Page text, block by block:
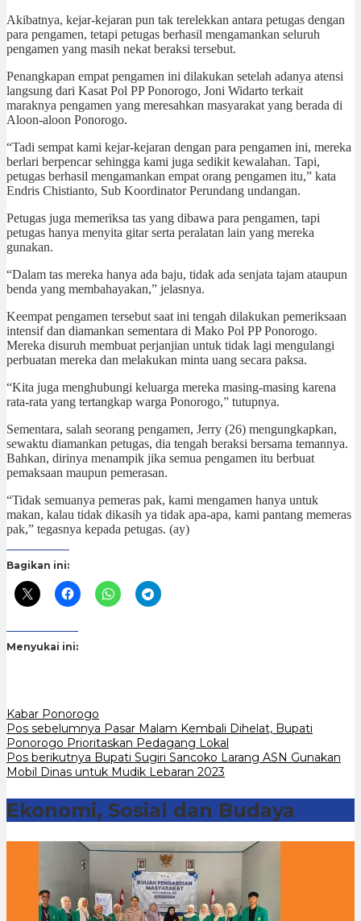
Akibatnya, kejar-kejaran pun tak terelekkan antara petugas dengan
para pengamen, tetapi petugas berhasil mengamankan seluruh
pengamen yang masih nekat beraksi tersebut.
Penangkapan empat pengamen ini dilakukan setelah adanya atensi
langsung dari Kasat Pol PP Ponorogo, Joni Widarto terkait
maraknya pengamen yang meresahkan masyarakat yang berada di
Aloon-aloon Ponorogo.
“Tadi sempat kami kejar-kejaran dengan para pengamen ini, mereka
berlari berpencar sehingga kami juga sedikit kewalahan. Tapi,
petugas berhasil mengamankan empat orang pengamen itu,” kata
Endris Chistianto, Sub Koordinator Perundang undangan.
Petugas juga memeriksa tas yang dibawa para pengamen, tapi
petugas hanya menyita gitar serta peralatan lain yang mereka
gunakan.
“Dalam tas mereka hanya ada baju, tidak ada senjata tajam ataupun
benda yang membahayakan,” jelasnya.
Keempat pengamen tersebut saat ini tengah dilakukan pemeriksaan
intensif dan diamankan sementara di Mako Pol PP Ponorogo.
Mereka disuruh membuat perjanjian untuk tidak lagi mengulangi
perbuatan mereka dan melakukan minta uang secara paksa.
“Kita juga menghubungi keluarga mereka masing-masing karena
rata-rata yang tertangkap warga Ponorogo,” tutupnya.
Sementara, salah seorang pengamen, Jerry (26) mengungkapkan,
sewaktu diamankan petugas, dia tengah beraksi bersama temannya.
Bahkan, dirinya menampik jika semua pengamen itu berbuat
pemaksaan maupun pemerasan.
“Tidak semuanya pemeras pak, kami mengamen hanya untuk
makan, kalau tidak dikasih ya tidak apa-apa, kami pantang memeras
pak,” tegasnya kepada petugas. (ay)
Bagikan ini:
Menyukai ini:
Kabar Ponorogo
Navigasi
pos
Pos sebelumnya Pasar Malam Kembali Dihelat, Bupati
Ponorogo Prioritaskan Pedagang Lokal
Pos berikutnya Bupati Sugiri Sancoko Larang ASN Gunakan
Mobil Dinas untuk Mudik Lebaran 2023
Ekonomi, Sosial dan Budaya